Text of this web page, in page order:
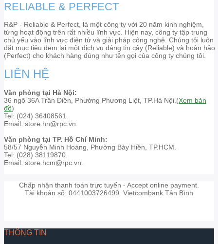
RELIABLE & PERFECT
R&P - Reliable & Perfect, là một công ty với 20 năm kinh nghiệm,
từng hoạt động trên rất nhiều lĩnh vực. Hiện nay, công ty tập trung
chủ yếu vào lĩnh vực điện tử và giải pháp công nghệ. Chúng tôi luôn
đặt mục tiêu đem lại một dịch vụ đáng tin cậy (Reliable) và hoàn hảo
(Perfect) cho khách hàng đúng như tên gọi của công ty chúng tôi.
LIÊN HỆ
Văn phòng tại Hà Nội:
36 ngõ 36A Trần Điền, Phường Phương Liệt, TP.Hà Nội.(Xem bản
đồ)
Tel: (024) 36408561.
Email: store.hn@rpc.vn.
Văn phòng tại TP. Hồ Chí Minh:
58/57 Nguyễn Minh Hoàng, Phường Bảy Hiền, TP.HCM.
Tel: (028) 38119870.
Email: store.hcm@rpc.vn.
Chấp nhận thanh toán trực tuyến - Accept online payment.
Tài khoản số: 0441003726499. Vietcombank Tân Bình
THÔNG TIN